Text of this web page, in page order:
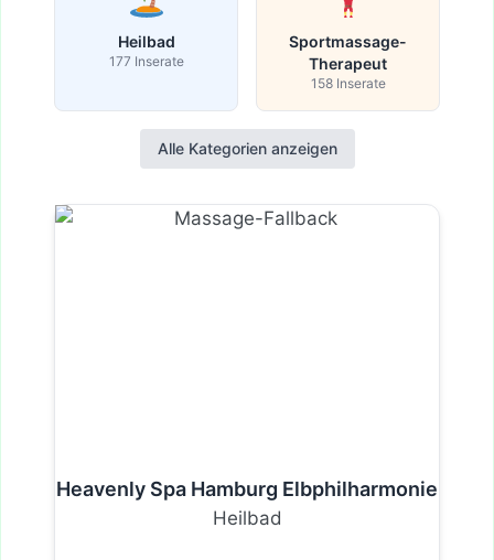
Heilbad
177 Inserate
Sportmassage-
Therapeut
158 Inserate
Alle Kategorien anzeigen
Heavenly Spa Hamburg Elbphilharmonie
Heilbad